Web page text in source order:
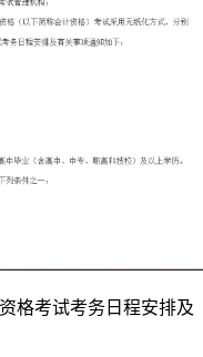
格考试考务日程安排及